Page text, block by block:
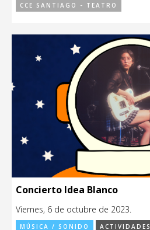
CCE SANTIAGO - TEATRO
Concierto Idea Blanco
Viernes, 6 de octubre de 2023.
MÚSICA / SONIDO
ACTIVIDADES